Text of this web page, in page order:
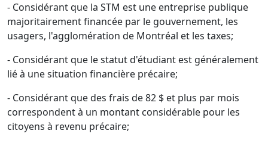
- Considérant que la STM est une entreprise publique
majoritairement financée par le gouvernement, les
usagers, l'agglomération de Montréal et les taxes;
- Considérant que le statut d'étudiant est généralement
lié à une situation financière précaire;
- Considérant que des frais de 82 $ et plus par mois
correspondent à un montant considérable pour les
citoyens à revenu précaire;